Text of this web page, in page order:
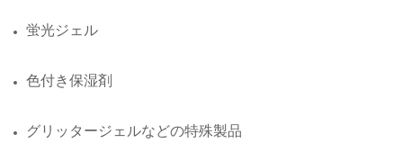
蛍光ジェル
色付き保湿剤
グリッタージェルなどの特殊製品